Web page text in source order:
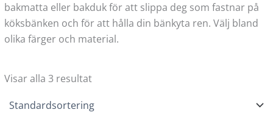
bakmatta eller bakduk för att slippa deg som fastnar på
köksbänken och för att hålla din bänkyta ren. Välj bland
olika färger och material.
Visar alla 3 resultat